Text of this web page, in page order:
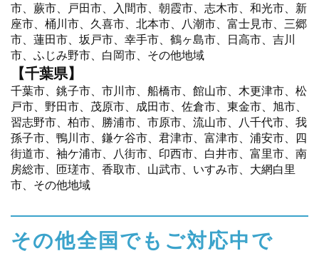
市、蕨市、戸田市、入間市、朝霞市、志木市、和光市、新
座市、桶川市、久喜市、北本市、八潮市、富士見市、三郷
市、蓮田市、坂戸市、幸手市、鶴ヶ島市、日高市、吉川
市、ふじみ野市、白岡市、その他地域
【千葉県】
千葉市、銚子市、市川市、船橋市、館山市、木更津市、松
戸市、野田市、茂原市、成田市、佐倉市、東金市、旭市、
習志野市、柏市、勝浦市、市原市、流山市、八千代市、我
孫子市、鴨川市、鎌ケ谷市、君津市、富津市、浦安市、四
街道市、袖ケ浦市、八街市、印西市、白井市、富里市、南
房総市、匝瑳市、香取市、山武市、いすみ市、大網白里
市、その他地域
その他全国でもご対応中で